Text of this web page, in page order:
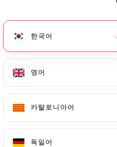
메뉴
한국어
영어
카탈로니아어
독일어
홈 연락처
연락처
한국어
영어
카탈로니아어
독일어